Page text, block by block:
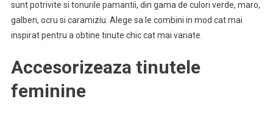
sunt potrivite si tonurile pamantii, din gama de culori verde, maro,
galben, ocru si caramiziu. Alege sa le combini in mod cat mai
inspirat pentru a obtine tinute chic cat mai variate.
Accesorizeaza tinutele
feminine